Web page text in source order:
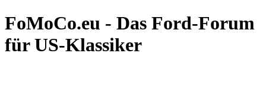
FoMoCo.eu - Das Ford-Forum
für US-Klassiker